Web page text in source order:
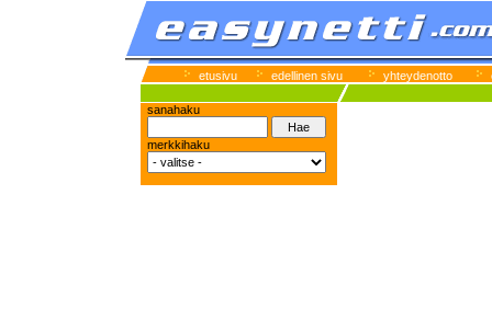
etusivu edellinen sivu yhteydenotto
sanahaku
merkkihaku